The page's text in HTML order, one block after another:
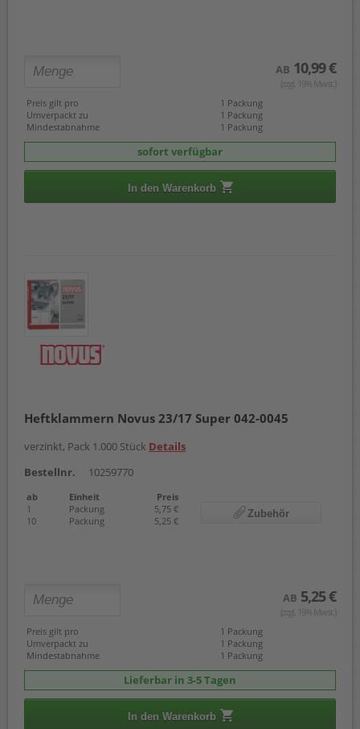
AB 10,99 €
(zzgl. 19% Mwst.)
Preis gilt pro
1 Packung
Umverpackt zu
1 Packung
Mindestabnahme
1 Packung
sofort verfügbar
In den Warenkorb
Heftklammern Novus 23/17 Super 042-0045
verzinkt, Pack 1.000 Stück Details
Bestellnr.
10259770
ab Einheit
Preis
1
Packung
5,75 €
10
Packung 5,25 €
Zubehör
AB 5,25 €
(zzgl. 19% Mwst.)
Preis gilt pro
1 Packung
Umverpackt zu
1 Packung
Mindestabnahme
1 Packung
Lieferbar in 3-5 Tagen
In den Warenkorb